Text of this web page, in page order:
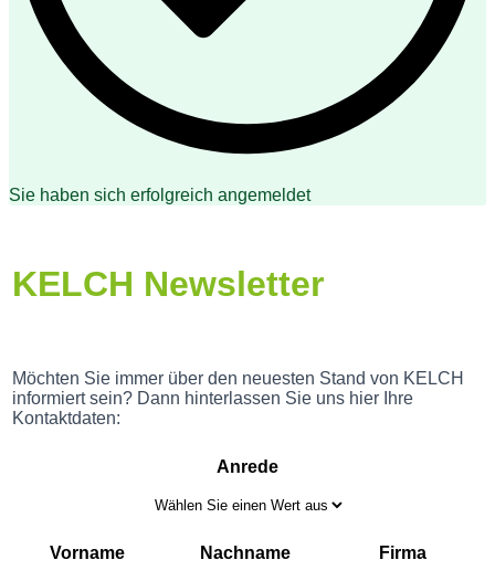
Sie haben sich erfolgreich angemeldet
KELCH Newsletter
Möchten Sie immer über den neuesten Stand von KELCH
informiert sein? Dann hinterlassen Sie uns hier Ihre
Kontaktdaten:
Anrede
Vorname Nachname Firma